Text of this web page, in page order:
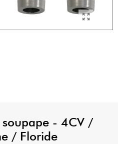
- 4CV /
/ Floride